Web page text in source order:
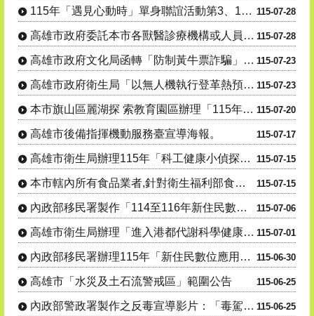
115-07-28
115年「遇見心動時」單身聯誼活動第3、10-14梯次，8月7日至16日受理網路報名，歡迎踴躍參與
115-07-28
高雄市政府委託本市各獸醫診療機構或人員辦理「動物狂犬 病預防注射及核發證明文件」公告1份
115-07-23
高雄市政府文化局函轉「防制黃牛票詐騙」聯合宣導活動。
115-07-23
高雄市政府衛生局「以無人機執行登革熱預警風險巡查高處病媒蚊孳生源」公告。
115-07-20
本市旗山區麗湖探 索教育園區辦理「115年度犬貓絕育(結紮)三合一活 動」
115-07-17
高雄市後備指揮機動服務臺宣導海報。
115-07-15
高雄市衛生局辦理115年「科工健康小偵探出發!搜尋代謝健康線索」活動資訊宣導。
115-07-15
本市轄內所有食品業者,針對衛生福利部食品藥物管理署115年7月7日及115年7月9日公告之問題油品,....
115-07-06
內政部移民署製作「114至116年新住民數位應用培力計畫」宣導影片
115-07-01
高雄市衛生局辦理「進入港都代謝科學健康研究所」線上有獎徵答活動。
115-06-30
內政部移民署辦理115年「新住民數位應用培力計畫」
115-06-25
高雄市「水災及土石流警戒區」範圍公告
115-06-25
內政部警政署製作之反毒宣導影片：「毒駕，就是開 上家破人亡的單行道，遠離毒品，拒絕毒駕！」